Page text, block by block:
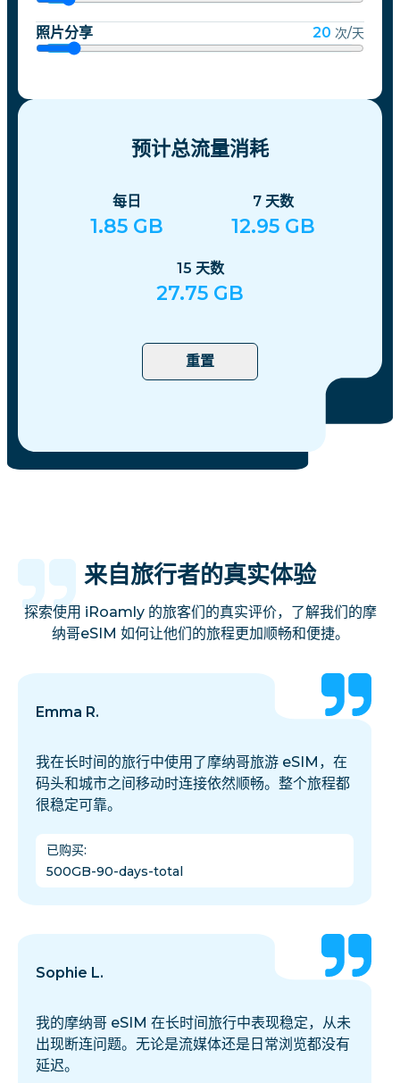
照片分享 20 次/天
预计总流量消耗
每日
1.85 GB
7 天数
12.95 GB
15 天数
27.75 GB
重置
来自旅行者的真实体验
探索使用 iRoamly 的旅客们的真实评价，了解我们的摩
纳哥eSIM 如何让他们的旅程更加顺畅和便捷。
Emma R.
我在长时间的旅行中使用了摩纳哥旅游 eSIM，在
码头和城市之间移动时连接依然顺畅。整个旅程都
很稳定可靠。
已购买:
500GB-90-days-total
Sophie L.
我的摩纳哥 eSIM 在长时间旅行中表现稳定，从未
出现断连问题。无论是流媒体还是日常浏览都没有
延迟。